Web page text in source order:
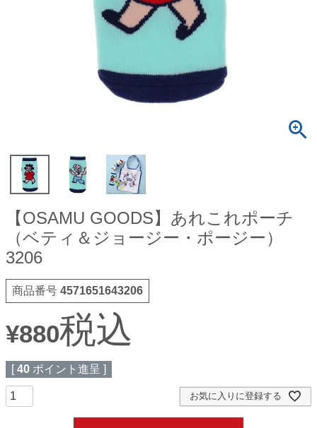
【OSAMU GOODS】あれこれポーチ
（ベティ＆ジョージー・ポージー）
3206
商品番号 4571651643206
¥880税込
[ 40 ポイント進呈 ]
お気に入りに登録する